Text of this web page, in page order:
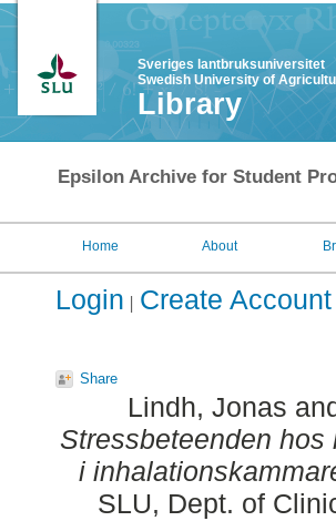
Sveriges lantbruksuniversitet
Swedish University of
Library
Epsilon Archive for Student
Home About
Login Create Account
Share
Lindh, Jonas
Stressbeteenden
i
SLU, Dept. of